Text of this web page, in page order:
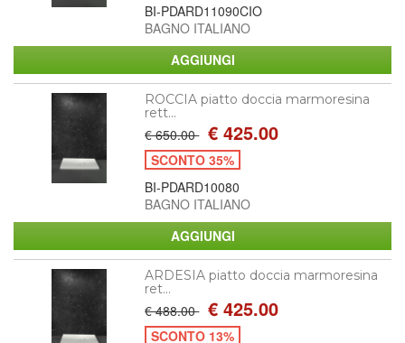
BI-PDARD11090CIO
BAGNO ITALIANO
ROCCIA piatto doccia marmoresina
rett...
€ 650.00 € 425.00
SCONTO 35%
BI-PDARD10080
BAGNO ITALIANO
ARDESIA piatto doccia marmoresina
ret...
€ 488.00 € 425.00
SCONTO 13%